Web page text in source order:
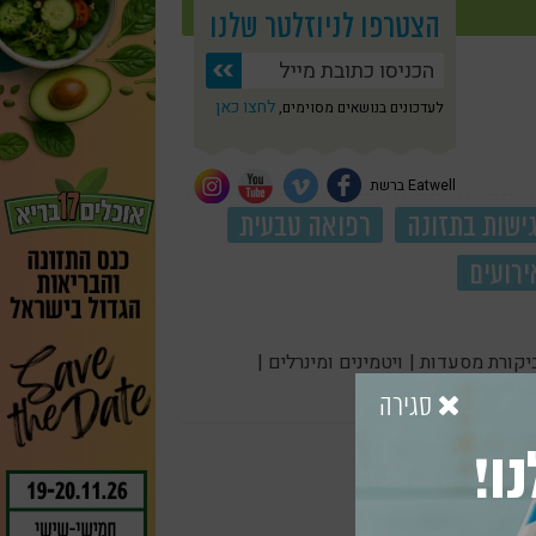
הצטרפו לניוזלטר שלנו
לעדכונים בנושאים מסוימים, לחצו כאן
Eatwell ברשת
גישות בתזונה
רפואה טבעית
מסעדות | ויטמינים ומינרלים |
סגירה